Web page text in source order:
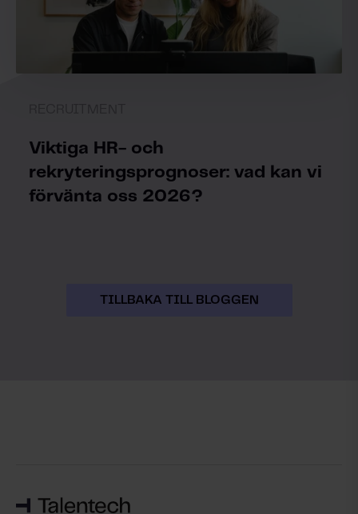
Viktiga HR- och
rekryteringsprognoser: vad kan vi
förvänta oss 2026?
TILLBAKA TILL BLOGGEN